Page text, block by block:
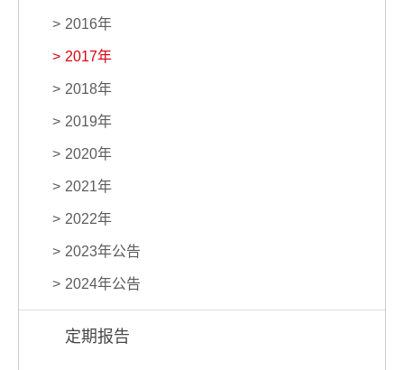
2016年
2017年
2018年
2019年
2020年
2021年
2022年
2023年公告
2024年公告
定期报告